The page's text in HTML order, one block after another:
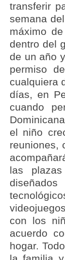
transferir
semana
máximo
dentro del
de un año
permiso
cualquiera
días, en
cuando
el niño
reuniones,
las
con los
acuerdo
hogar.